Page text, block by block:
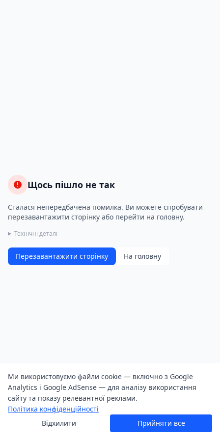
Щось пішло не так
Сталася непередбачена помилка. Ви можете спробувати
перезавантажити сторінку або перейти на головну.
Технічні деталі
Перезавантажити сторінку На головну
Ми використовуємо файли cookie — включно з Google
Analytics і Google AdSense — для аналізу використання
сайту та показу релевантної реклами.
Політика конфіденційності
Відхилити
Прийняти все